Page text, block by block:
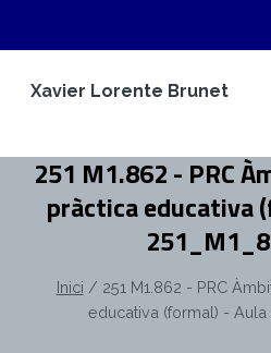
Xavier Lorente Brunet
251 M1.862 - PRC
pràctica educativa
Inici / 251 M1.862 - PRC
educativa (formal) - Aula